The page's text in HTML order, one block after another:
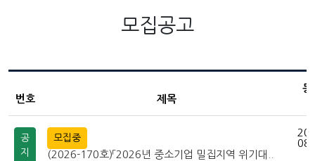
모집공고
번호 제목
등
공
지
모집중
(2026-170호)「2026년 중소기업 밀집지역 위기대..